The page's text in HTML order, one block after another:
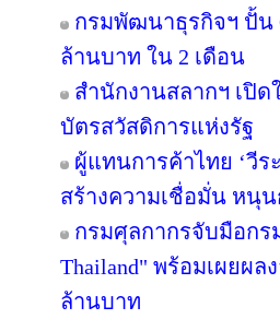
กรมพัฒนาธุรกิจฯ ปั้น
ล้านบาท ใน 2 เดือน
สำนักงานสลากฯ เปิด
บัตรสวัสดิการแห่งรัฐ
ผู้แทนการค้าไทย ‘วีร
สร้างความเชื่อมั่น หนุ
กรมศุลกากรจับมือกร
Thailand" พร้อมเผยผ
ล้านบาท